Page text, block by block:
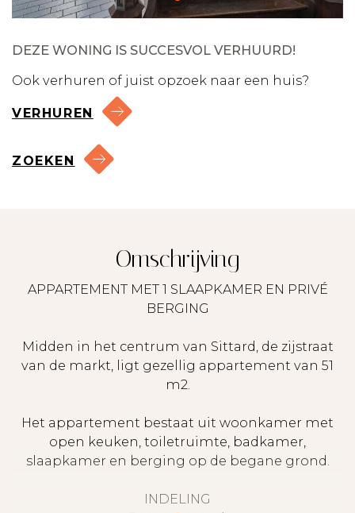
DEZE WONING IS SUCCESVOL VERHUURD!
Ook verhuren of juist opzoek naar een huis?
VERHUREN
ZOEKEN
Omschrijving
APPARTEMENT MET 1 SLAAPKAMER EN PRIVÉ
BERGING
Midden in het centrum van Sittard, de zijstraat
van de markt, ligt gezellig appartement van 51
m2.
Het appartement bestaat uit woonkamer met
open keuken, toiletruimte, badkamer,
slaapkamer en berging op de begane grond.
INDELING